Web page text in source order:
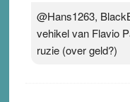
@Hans1263,
vehikel van Flavio
ruzie (over geld?)